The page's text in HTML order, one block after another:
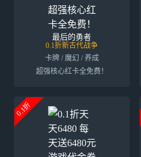
最后的勇者
0.1折新古代战争
卡牌 / 魔幻 / 养成
超强核心红卡全免费！
0.1折